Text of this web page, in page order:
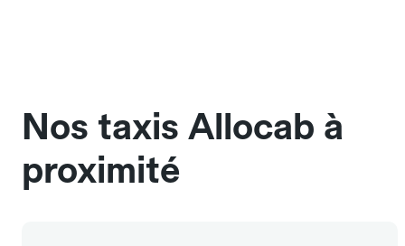
Nos taxis Allocab à
proximité